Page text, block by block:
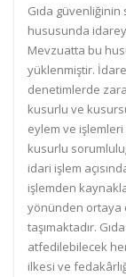
Gıda güvenliğinin
hususunda
Mevzuatta bu
yüklenmiştir.
denetimlerde
kusurlu ve
eylem ve
kusurlu
idari işlem
işlemden
yönünden ortaya
taşımaktadır.
atfedilebilecek
ilkesi ve